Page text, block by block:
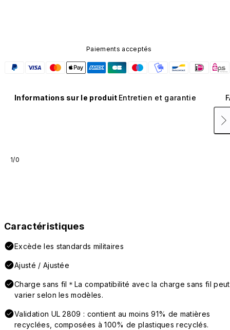
Paiements acceptés
Informations sur le produit Entretien et garantie
1/0
Caractéristiques
Excède les standards militaires
Ajusté / Ajustée
Charge sans fil＊La compatibilité avec la charge sans fil peut
varier selon les modèles.
Validation UL 2809 : contient au moins 91% de matières
recyclées, composées à 100% de plastiques recyclés.